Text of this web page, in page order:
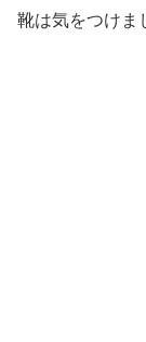
靴は気をつけま